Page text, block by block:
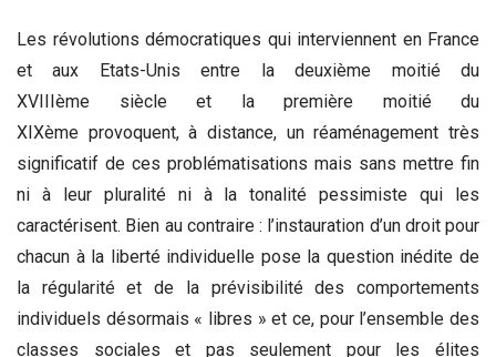
Les révolutions démocratiques qui interviennent en France
et aux Etats-Unis entre la deuxième moitié du
XVIIIème siècle et la première moitié du
XIXème provoquent, à distance, un réaménagement très
significatif de ces problématisations mais sans mettre fin
ni à leur pluralité ni à la tonalité pessimiste qui les
caractérisent. Bien au contraire : l’instauration d’un droit pour
chacun à la liberté individuelle pose la question inédite de
la régularité et de la prévisibilité des comportements
individuels désormais « libres » et ce, pour l’ensemble des
classes sociales et pas seulement pour les élites